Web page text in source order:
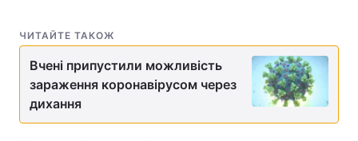
ЧИТАЙТЕ ТАКОЖ
Вчені припустили можливість
зараження коронавірусом через
дихання